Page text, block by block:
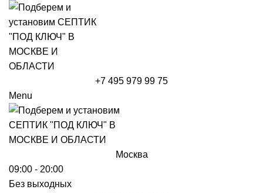
+7 495 979 99 75
Menu
Москва
09:00 - 20:00
Без выходных